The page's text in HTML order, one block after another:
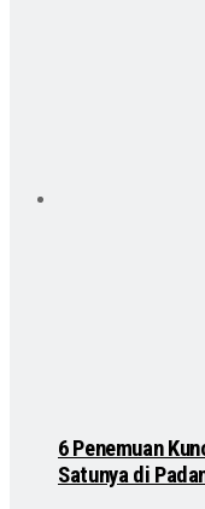
6 Penemuan
Satunya di